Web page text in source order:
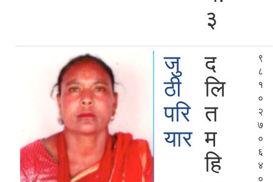
३
जु
ठी
परि
यार
द
लि
त
म
हि
९
८
१
०
२
७
०
६
४
०